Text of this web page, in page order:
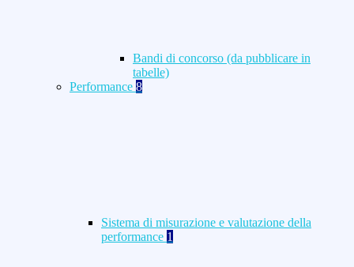
Bandi di concorso (da pubblicare in
tabelle)
Performance 8
Sistema di misurazione e valutazione della
performance 1